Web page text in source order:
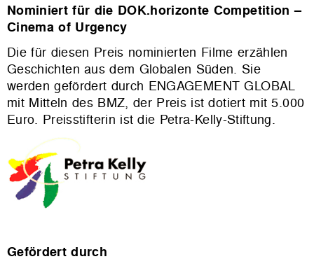
Nominiert für die DOK.horizonte Competition –
Cinema of Urgency
Die für diesen Preis nominierten Filme erzählen
Geschichten aus dem Globalen Süden. Sie
werden gefördert durch ENGAGEMENT GLOBAL
mit Mitteln des BMZ, der Preis ist dotiert mit 5.000
Euro. Preisstifterin ist die Petra-Kelly-Stiftung.
Gefördert durch